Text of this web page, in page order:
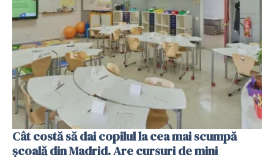
Cât costă să dai copilul la cea mai scumpă
școală din Madrid. Are cursuri de mini